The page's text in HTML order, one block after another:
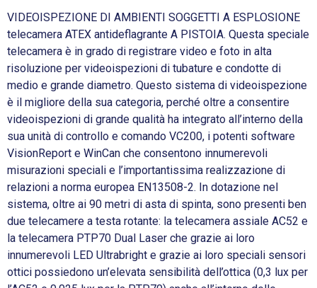
VIDEOISPEZIONE DI AMBIENTI SOGGETTI A ESPLOSIONE
telecamera ATEX antideflagrante A PISTOIA. Questa speciale
telecamera è in grado di registrare video e foto in alta
risoluzione per videoispezioni di tubature e condotte di
medio e grande diametro. Questo sistema di videoispezione
è il migliore della sua categoria, perché oltre a consentire
videoispezioni di grande qualità ha integrato all’interno della
sua unità di controllo e comando VC200, i potenti software
VisionReport e WinCan che consentono innumerevoli
misurazioni speciali e l’importantissima realizzazione di
relazioni a norma europea EN13508-2. In dotazione nel
sistema, oltre ai 90 metri di asta di spinta, sono presenti ben
due telecamere a testa rotante: la telecamera assiale AC52 e
la telecamera PTP70 Dual Laser che grazie ai loro
innumerevoli LED Ultrabright e grazie ai loro speciali sensori
ottici possiedono un’elevata sensibilità dell’ottica (0,3 lux per